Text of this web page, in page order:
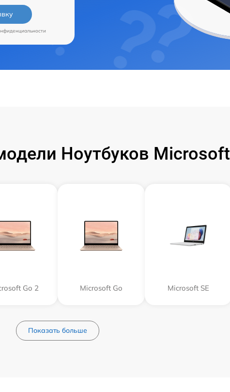
Ноутбуков Microsoft
Go 2 Microsoft Go Microsoft SE
Показать больше